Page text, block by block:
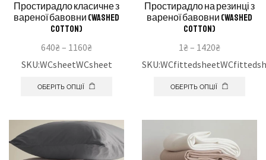
Простирадло класичне з
вареної бавовни (washed
cotton)
640₴– 1160₴
SKU:WCsheetWCsheet
ОБЕРІТЬ ОПЦІЇ
Простирадло на резинці з
вареної бавовни (washed
cotton)
1₴– 1420₴
ОБЕРІТЬ ОПЦІЇ